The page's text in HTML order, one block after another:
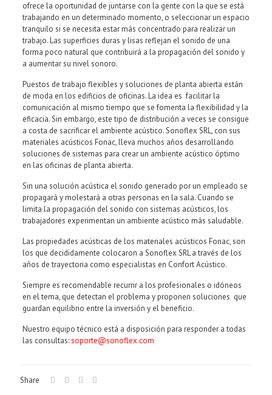
ofrece la oportunidad de juntarse con la gente con la que se está
trabajando en un determinado momento, o seleccionar un espacio
tranquilo si se necesita estar más concentrado para realizar un
trabajo. Las superficies duras y lisas reflejan el sonido de una
forma poco natural que contribuirá a la propagación del sonido y
a aumentar su nivel sonoro.
Puestos de trabajo flexibles y soluciones de planta abierta están
de moda en los edificios de oficinas. La idea es facilitar la
comunicación al mismo tiempo que se fomenta la flexibilidad y la
eficacia. Sin embargo, este tipo de distribución a veces se consigue
a costa de sacrificar el ambiente acústico. Sonoflex SRL, con sus
materiales acústicos Fonac, lleva muchos años desarrollando
soluciones de sistemas para crear un ambiente acústico óptimo
en las oficinas de planta abierta.
Sin una solución acústica el sonido generado por un empleado se
propagará y molestará a otras personas en la sala. Cuando se
limita la propagación del sonido con sistemas acústicos, los
trabajadores experimentan un ambiente acústico más saludable.
Las propiedades acústicas de los materiales acústicos Fonac, son
los que decididamente colocaron a Sonoflex SRL a través de los
años de trayectoria como especialistas en Confort Acústico.
Siempre es recomendable recurrir a los profesionales o idóneos
en el tema, que detectan el problema y proponen soluciones que
guardan equilibrio entre la inversión y el beneficio.
Nuestro equipo técnico está a disposición para responder a todas
las consultas:soporte@sonoflex.com
Share